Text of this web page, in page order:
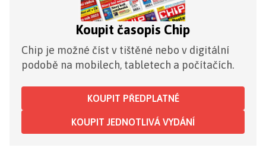
Koupit časopis Chip
Chip je možné číst v tištěné nebo v digitální
podobě na mobilech, tabletech a počítačích.
KOUPIT PŘEDPLATNÉ
KOUPIT JEDNOTLIVÁ VYDÁNÍ